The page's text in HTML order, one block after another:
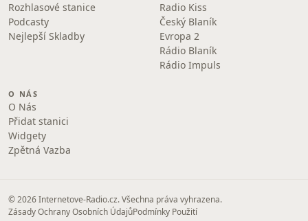
Rozhlasové stanice
Podcasty
Nejlepší Skladby
Radio Kiss
Český Blaník
Evropa 2
Rádio Blaník
Rádio Impuls
O NÁS
O Nás
Přidat stanici
Widgety
Zpětná Vazba
© 2026 Internetove-Radio.cz. Všechna práva vyhrazena.
Zásady Ochrany Osobních ÚdajůPodmínky Použití